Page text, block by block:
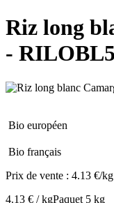
Riz long
- RILOBL5
Bio européen
Bio français
Prix de vente : 4.13 €/kg
4.13 € / kgPaquet 5 kg